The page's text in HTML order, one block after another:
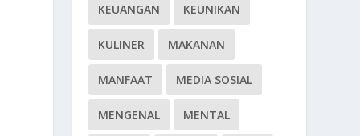
KEUANGAN KEUNIKAN
KULINER MAKANAN
MANFAAT MEDIA SOSIAL
MENGENAL MENTAL